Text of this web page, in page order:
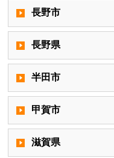
長野市
長野県
半田市
甲賀市
滋賀県